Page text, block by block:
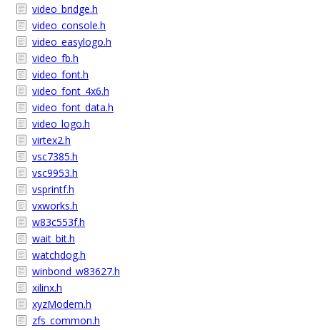
video_bridge.h
video_console.h
video_easylogo.h
video_fb.h
video_font.h
video_font_4x6.h
video_font_data.h
video_logo.h
virtex2.h
vsc7385.h
vsc9953.h
vsprintf.h
vxworks.h
w83c553f.h
wait_bit.h
watchdog.h
winbond_w83627.h
xilinx.h
xyzModem.h
zfs_common.h